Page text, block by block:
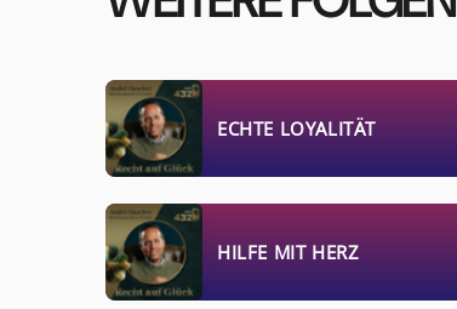
ECHTE LOYALITÄT
HILFE MIT HERZ